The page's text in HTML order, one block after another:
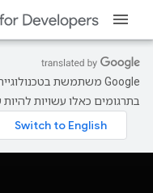
בתרגומים כאלו עשויות להיות